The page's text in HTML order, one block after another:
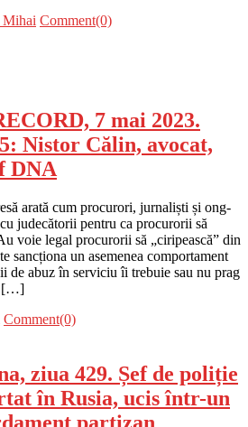
Mihai Comment(0)
7 mai 2023.
Nistor Călin, avocat,
DNA
arată cum procurori, jurnaliști și ong-
judecătorii pentru ca procurorii să
voie legal procurorii să „ciripească” din
sancționa un asemenea comportament
de abuz în serviciu îi trebuie sau nu prag
[…]
Comment(0)
ziua 429. Șef de poliție
în Rusia, ucis într-un